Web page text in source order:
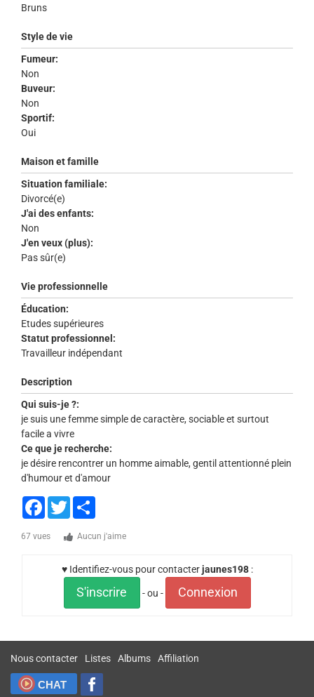
Bruns
Style de vie
Fumeur:
Non
Buveur:
Non
Sportif:
Oui
Maison et famille
Situation familiale:
Divorcé(e)
J'ai des enfants:
Non
J'en veux (plus):
Pas sûr(e)
Vie professionnelle
Éducation:
Etudes supérieures
Statut professionnel:
Travailleur indépendant
Description
Qui suis-je ?:
je suis une femme simple de caractère, sociable et surtout
facile a vivre
Ce que je recherche:
je désire rencontrer un homme aimable, gentil attentionné plein
d'humour et d'amour
Facebook
Twitter
67 vues Aucun j'aime
♥ Identifiez-vous pour contacterjaunes198:
S'inscrire - ou - Connexion
Nous contacter Listes Albums Affiliation
CHAT